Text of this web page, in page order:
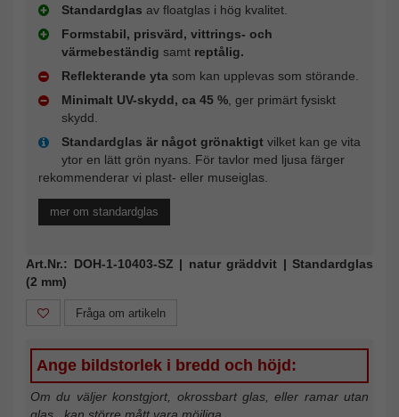
Standardglas av floatglas i hög kvalitet.
Formstabil, prisvärd, vittrings- och
värmebeständig samt reptålig.
Reflekterande yta som kan upplevas som störande.
Minimalt UV-skydd, ca 45 % , ger primärt fysiskt
skydd.
Standardglas är något grönaktigt vilket kan ge vita
ytor en lätt grön nyans. För tavlor med ljusa färger
rekommenderar vi plast- eller museiglas.
mer om standardglas
Art.Nr.: DOH-1-10403-SZ | natur gräddvit | Standardglas
(2 mm)
Fråga om artikeln
Ange bildstorlek i bredd och höjd:
Om du väljer konstgjort, okrossbart glas, eller ramar utan